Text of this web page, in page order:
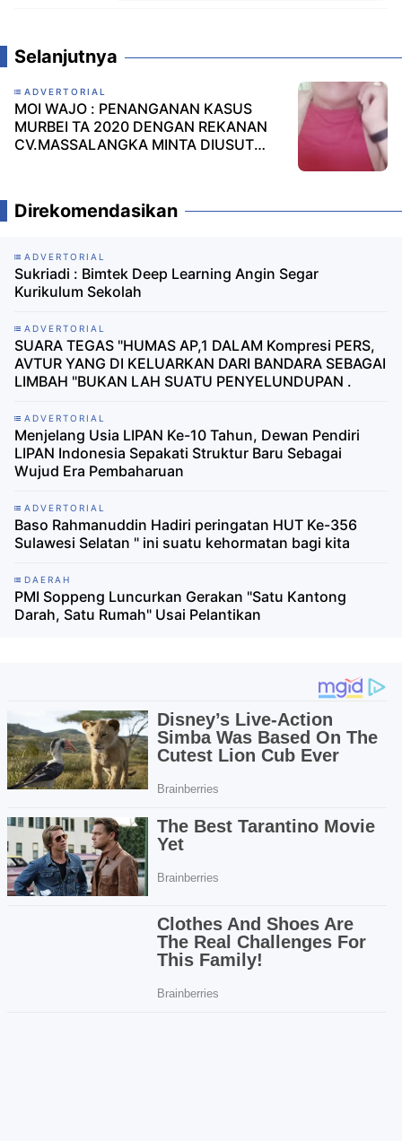
Selanjutnya
ADVERTORIAL
MOI WAJO : PENANGANAN KASUS
MURBEI TA 2020 DENGAN REKANAN
CV.MASSALANGKA MINTA DIUSUT
Direkomendasikan
ADVERTORIAL
Sukriadi : Bimtek Deep Learning Angin Segar
Kurikulum Sekolah
ADVERTORIAL
SUARA TEGAS "HUMAS AP,1 DALAM Kompresi PERS,
AVTUR YANG DI KELUARKAN DARI BANDARA SEBAGAI
LIMBAH "BUKAN LAH SUATU PENYELUNDUPAN .
ADVERTORIAL
Menjelang Usia LIPAN Ke-10 Tahun, Dewan Pendiri
LIPAN Indonesia Sepakati Struktur Baru Sebagai
Wujud Era Pembaharuan
ADVERTORIAL
Baso Rahmanuddin Hadiri peringatan HUT Ke-356
Sulawesi Selatan " ini suatu kehormatan bagi kita
DAERAH
PMI Soppeng Luncurkan Gerakan "Satu Kantong
Darah, Satu Rumah" Usai Pelantikan